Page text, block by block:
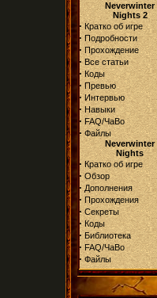
Neverwinter
Nights 2
· Кратко об игре
· Подробности
· Прохождение
· Все статьи
· Коды
· Превью
· Интервью
· Навыки
· FAQ/ЧаВо
· Файлы
Neverwinter
Nights
· Кратко об игре
· Обзор
· Дополнения
· Прохождения
· Секреты
· Коды
· Библиотека
· FAQ/ЧаВо
· Файлы